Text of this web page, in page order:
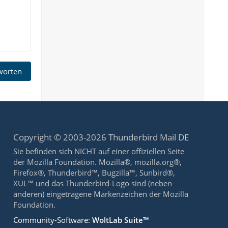
Copyright © 2003-2026 Thunderbird Mail DE
Sie befinden sich NICHT auf einer offiziellen Seite
der Mozilla Foundation. Mozilla®, mozilla.org®,
Firefox®, Thunderbird™, Bugzilla™, Sunbird®,
XUL™ und das Thunderbird-Logo sind (neben
anderen) eingetragene Markenzeichen der Mozilla
Foundation.
Community-Software:WoltLab Suite™